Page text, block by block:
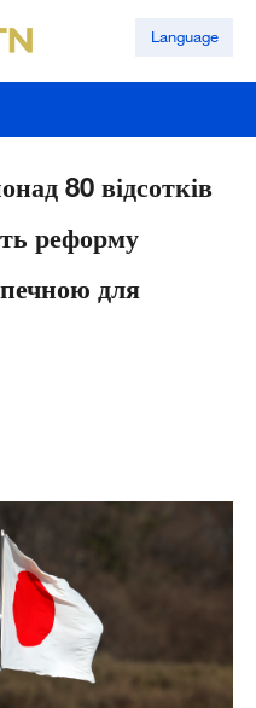
Language
80 відсотків
реформу
для